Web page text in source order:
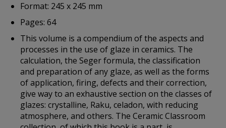
Format: 245 x 245 mm
Pages: 64
This volume is a compendium of the aspects and
processes in the use of glaze in ceramics. The
calculation, the Seger formula, the classification
and preparation of any glaze, as well as the forms
of application, firing, defects and their correction,
give way to an exhaustive section on the classes of
glazes: crystalline, Raku, celadon, with reducing
atmosphere, and others. The Ceramic Classroom